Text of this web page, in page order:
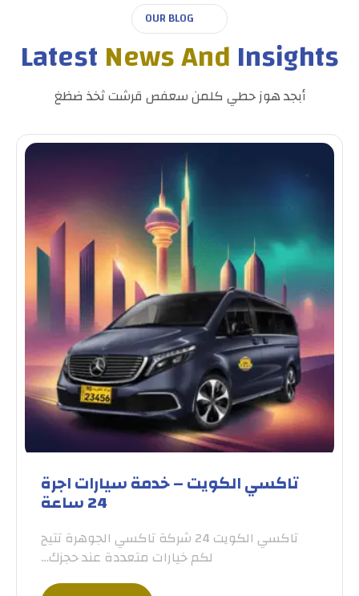
OUR BLOG
LatestNews AndInsights
أبجد هوز حطي كلمن سعفص قرشت ثخذ ضظغ
تاكسي الكويت – خدمة سيارات اجرة
24 ساعة
تاكسي الكويت 24 شركة تاكسي الجوهرة تتيح
لكم خيارات متعددة عند حجزك…